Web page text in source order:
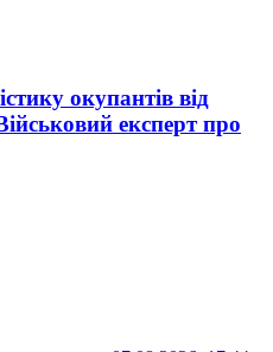
окупантів від
експерт про